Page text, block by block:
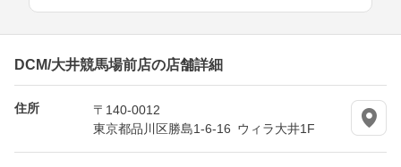
DCM/大井競馬場前店の店舗詳細
住所
〒140-0012
東京都品川区勝島1-6-16 ウィラ大井1F